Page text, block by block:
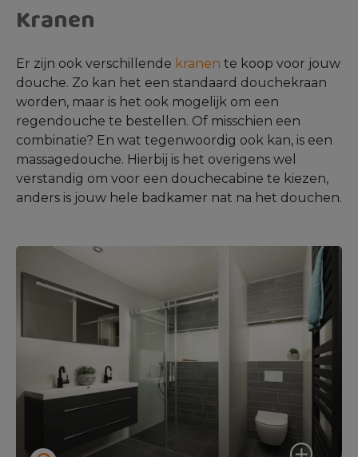
Kranen
Er zijn ook verschillende kranen te koop voor jouw
douche. Zo kan het een standaard douchekraan
worden, maar is het ook mogelijk om een
regendouche te bestellen. Of misschien een
combinatie? En wat tegenwoordig ook kan, is een
massagedouche. Hierbij is het overigens wel
verstandig om voor een douchecabine te kiezen,
anders is jouw hele badkamer nat na het douchen.